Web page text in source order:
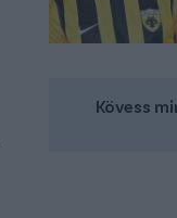
Kövess